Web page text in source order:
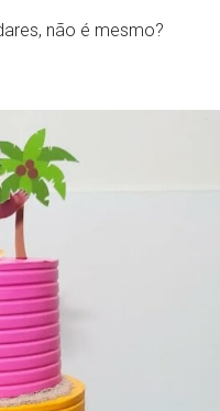
não é mesmo?